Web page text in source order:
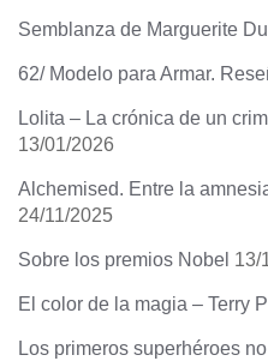
Semblanza de Marguerite
62/ Modelo para Armar.
Lolita – La crónica de un
13/01/2026
Alchemised. Entre la
24/11/2025
Sobre los premios Nobel 13/
El color de la magia – Terry
Los primeros superhéroes